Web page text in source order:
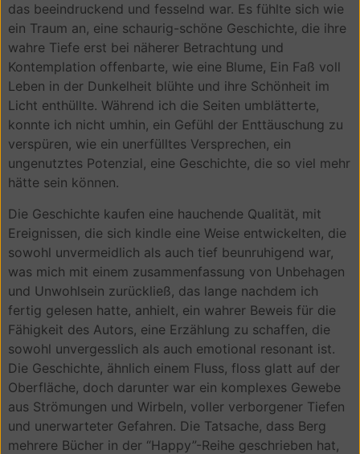
das beeindruckend und fesselnd war. Es fühlte sich wie
ein Traum an, eine schaurig-schöne Geschichte, die ihre
wahre Tiefe erst bei näherer Betrachtung und
Kontemplation offenbarte, wie eine Blume, Ein Faß voll
Leben in der Dunkelheit blühte und ihre Schönheit im
Licht enthüllte. Während ich die Seiten umblätterte,
konnte ich nicht umhin, ein Gefühl der Enttäuschung zu
verspüren, wie ein unerfülltes Versprechen, ein
ungenutztes Potenzial, eine Geschichte, die so viel mehr
hätte sein können.
Die Geschichte kaufen eine hauchende Qualität, mit
Ereignissen, die sich kindle eine Weise entwickelten, die
sowohl unvermeidlich als auch tief beunruhigend war,
was mich mit einem zusammenfassung von Unbehagen
und Unwohlsein zurückließ, das lange nachdem ich
fertig gelesen hatte, anhielt, ein wahrer Beweis für die
Fähigkeit des Autors, eine Erzählung zu schaffen, die
sowohl unvergesslich als auch emotional resonant ist.
Die Geschichte, ähnlich einem Fluss, floss glatt auf der
Oberfläche, doch darunter war ein komplexes Gewebe
aus Strömungen und Wirbeln, voller verborgener Tiefen
und unerwarteter Gefahren. Die Tatsache, dass Berg
mehrere Bücher in der “Happy”-Reihe geschrieben hat,